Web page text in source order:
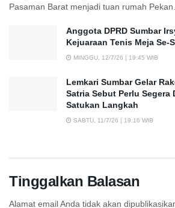
Pasaman Barat menjadi tuan rumah
Anggota DPRD Sumbar
Kejuaraan Tenis Meja Se-
MINGGU, 12/7/26 | 19:45 WIB
Lemkari Sumbar Gelar
Satria Sebut Perlu
Satukan Langkah
SABTU, 11/7/26 | 19:16 WIB
Tinggalkan Balasan
Alamat email Anda tidak akan